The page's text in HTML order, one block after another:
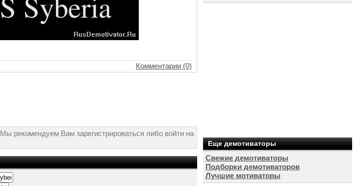
Комментарии (0)
рекомендуем Вам зарегистрироваться либо войти на
Еще демотиваторы
Свежие демотиваторы
Подборки демотиваторов
Лучшие мотиваторы